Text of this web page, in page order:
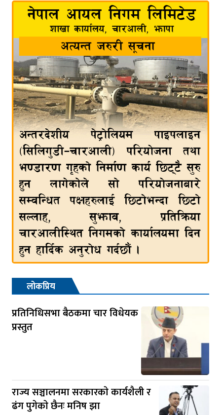
लोकप्रिय
प्रतिनिधिसभा बैठकमा चार विधेयक
प्रस्तुत
राज्य सञ्चालनमा सरकारकाे कार्यशैली र
ढंग पुगेकाे छैनः मनिष झा